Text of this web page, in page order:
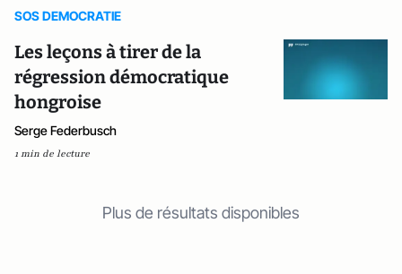
SOS DEMOCRATIE
Les leçons à tirer de la
régression démocratique
hongroise
Serge Federbusch
1 min de lecture
Plus de résultats disponibles